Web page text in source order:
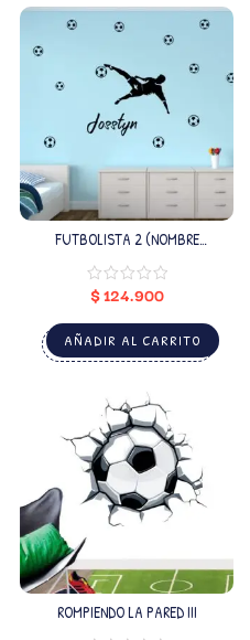
FUTBOLISTA 2 (NOMBRE
$124.900
AÑADIR AL CARRITO
ROMPIENDO LA PARED III